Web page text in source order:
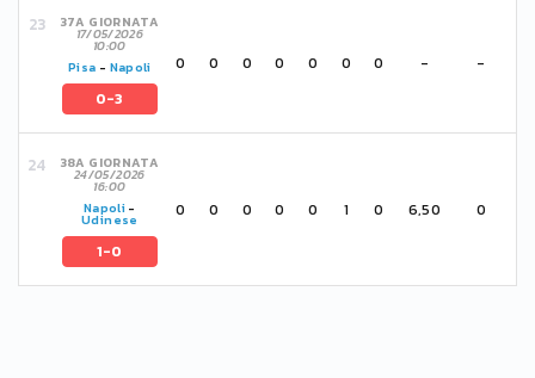
37A GIORNATA
17/05/2026
10:00
Pisa - Napoli
0-3
0 0 0 0 0 0 0 - -
38A GIORNATA
24/05/2026
16:00
Napoli -
Udinese
1-0
0 0 0 0 0 1 0 6,50 0